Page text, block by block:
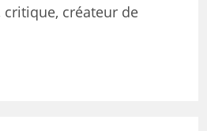
créateur de